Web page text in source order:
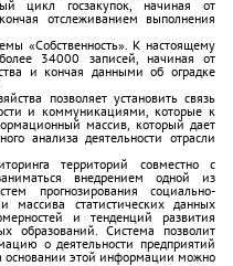
цикл госзакупок, начиная от
отслеживанием выполнения
«Собственность». К настоящему
34000 записей, начиная от
и кончая данными об оградке
позволяет установить связь
и коммуникациями, которые к
массив, который дает
анализа деятельности отрасли
территорий совместно с
внедрением одной из
прогнозирования социально-
массива статистических данных
и тенденций развития
образований. Система позволит
о деятельности предприятий
основании этой информации можно